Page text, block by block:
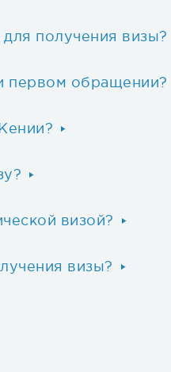
получения визы?
первом обращении?
визой?
визы?